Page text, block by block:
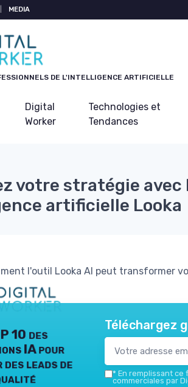
MEDIA
DE L'INTELLIGENCE ARTIFICIELLE
Digital
Worker
Technologies et
Tendances
votre stratégie avec
artificielle Looka
l'outil Looka AI peut transformer
10 des
IA pour
des leads de
Téléchargez
* En remplissant ce
commerciales par
cookies